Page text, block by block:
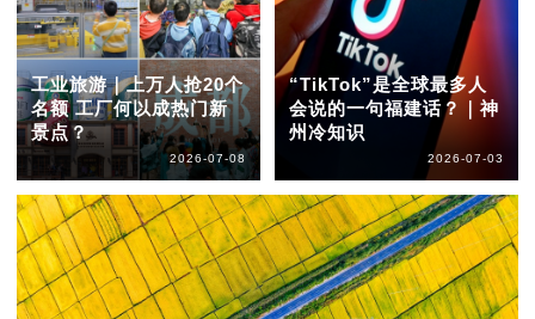
工业旅游｜上万人抢20个
名额 工厂何以成热门新
景点？
2026-07-08
“TikTok”是全球最多人
会说的一句福建话？｜神
州冷知识
2026-07-03